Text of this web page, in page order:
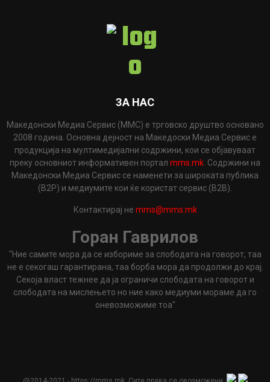
ЗА НАС
Македонски Медиа Сервис (ММС) е трговско друштво основано
2008 година. Основна дејност на Македоски Медиа Сервис е
продукција на мултимедијални содржини, кои се објавуваат
преку основниот информативен портал mms.mk . Содржини на
Македонски Медиа Сервис се наменети за широката публика
(B2P) и медиумите кои ќе користат сервис (B2B).
Контактирај не mms@mms.mk
Горан Гаврилов
"Ние самите мора да се избориме за слободата на говорот, таа
не е секогаш гарантирана, таа борба мора да продолжи до крај.
Секоја власт тежнее да ја ограничи слободата на говорот и
слободата на мислењето но ние како медиуми мораме да го
оневозможиме тоа"